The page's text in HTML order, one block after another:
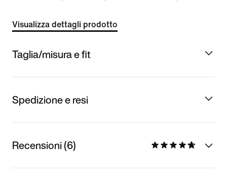
Visualizza dettagli prodotto
Taglia/misura e fit
Spedizione e resi
Recensioni (6)